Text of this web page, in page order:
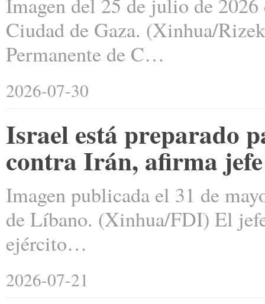
Ciudad de Gaza. (Xinhua/
Permanente de C…
2026-07-30
Israel está preparado
contra Irán, afirma
Imagen publicada el 31 de
de Líbano. (Xinhua/FDI) El
ejército…
2026-07-21